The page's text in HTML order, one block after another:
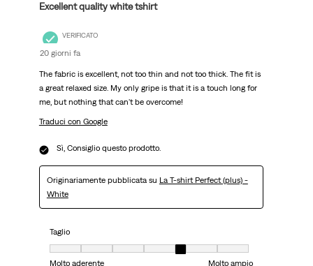
Excellent quality white tshirt
VERIFICATO
20 giorni fa
The fabric is excellent, not too thin and not too thick. The fit is
a great relaxed size. My only gripe is that it is a touch long for
me, but nothing that can't be overcome!
Traduci con Google
Sì, Consiglio questo prodotto.
Originariamente pubblicata su La T-shirt Perfect (plus) -
White
Taglio
Taglio, 5 su 7, dove 1 è uguale a Molto aderente e 7 è uguale a Molto
Molto aderente
Molto ampio